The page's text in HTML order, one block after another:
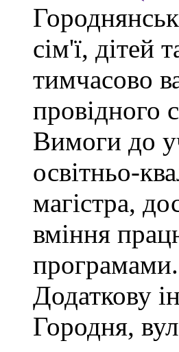
сім'ї, дітей
тимчасово
провідного
Вимоги до
освітньо-
магістра,
вміння
програмами.
Додаткову
Городня,